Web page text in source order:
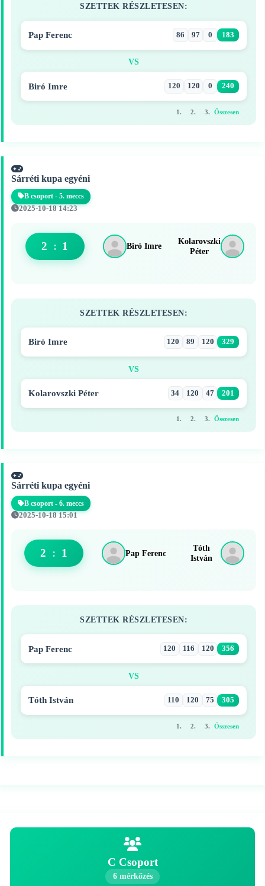
SZETTEK RÉSZLETESEN:
Pap Ferenc 86 97 0 183
VS
Biró Imre 120 120 0 240
1. 2. 3. Összesen
Sárréti kupa egyéni
B csoport - 5. meccs
2025-10-18 14:23
Biró Imre
2 : 1
Kolarovszki
Péter
SZETTEK RÉSZLETESEN:
Biró Imre 120 89 120 329
VS
Kolarovszki Péter 34 120 47 201
1. 2. 3. Összesen
Sárréti kupa egyéni
B csoport - 6. meccs
2025-10-18 15:01
Pap Ferenc
2 : 1
Tóth
István
SZETTEK RÉSZLETESEN:
Pap Ferenc 120 116 120 356
VS
Tóth István 110 120 75 305
1. 2. 3. Összesen
C Csoport
6 mérkőzés